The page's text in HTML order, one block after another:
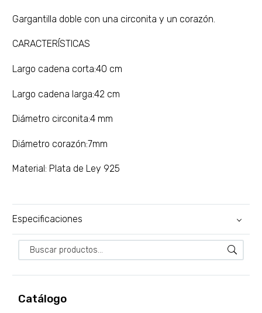
Catálogo
Gargantilla doble con una circonita y un corazón.
CARACTERÍSTICAS
Largo cadena corta:40 cm
Largo cadena larga:42 cm
Diámetro circonita:4 mm
Diámetro corazón:7mm
Material: Plata de Ley 925
Especificaciones